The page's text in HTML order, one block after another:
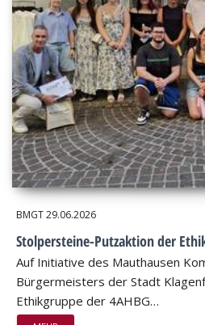
BMGT29.06.2026
Stolpersteine-Putzaktion der
Auf Initiative des Mauthausen
Bürgermeisters der Stadt
Ethikgruppe der 4AHBG…